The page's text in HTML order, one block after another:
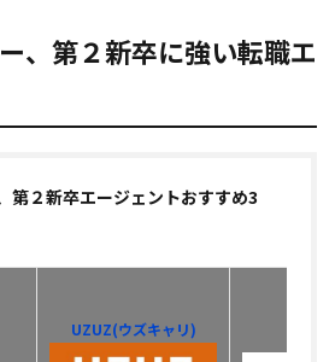
、第２新卒に強い転職エ
第２新卒エージェントおすすめ3
UZUZ(ウズキャリ)